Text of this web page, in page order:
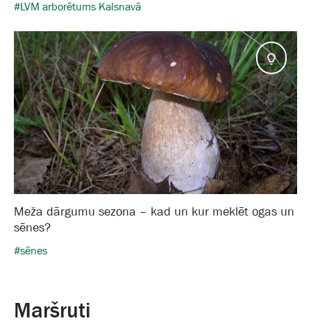
#LVM arborētums Kalsnavā
Meža dārgumu sezona – kad un kur meklēt ogas un
sēnes?
#sēnes
Maršruti